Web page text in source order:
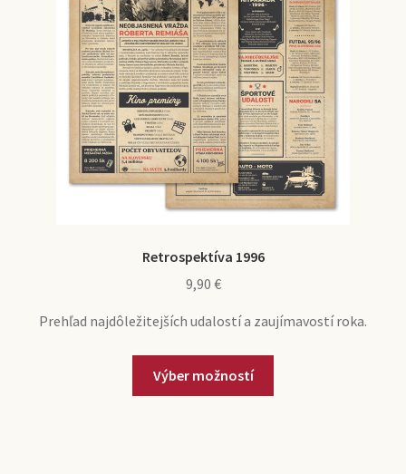
Retrospektíva 1996
9,90 €
Prehľad najdôležitejších udalostí a zaujímavostí roka.
Výber možností